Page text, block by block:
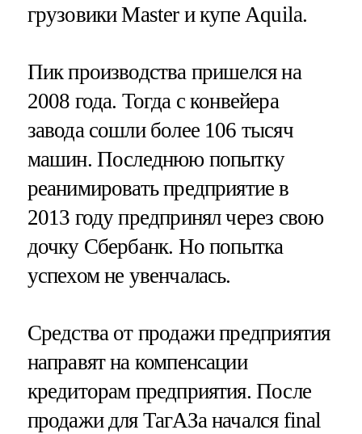
грузовики Master и купе Aquila.
Пик производства пришелся на
2008 года. Тогда с конвейера
завода сошли более 106 тысяч
машин. Последнюю попытку
реанимировать предприятие в
2013 году предпринял через свою
дочку Сбербанк. Но попытка
успехом не увенчалась.
Средства от продажи предприятия
направят на компенсации
кредиторам предприятия. После
продажи для ТагАЗа начался final